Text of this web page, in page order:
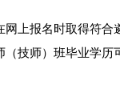
上报名时取得符合
技师）班毕业学历